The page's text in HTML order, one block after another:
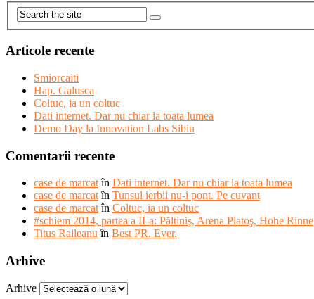
Articole recente
Smiorcaiti
Hap. Galusca
Coltuc, ia un coltuc
Dati internet. Dar nu chiar la toata lumea
Demo Day la Innovation Labs Sibiu
Comentarii recente
case de marcatîn Dati internet. Dar nu chiar la toata lumea
case de marcatîn Tunsul ierbii nu-i pont. Pe cuvant
case de marcatîn Coltuc, ia un coltuc
#schiem 2014, partea a II-a: Păltiniş, Arena Platoş, Hohe Rinne
Titus Raileanuîn Best PR. Ever.
Arhive
Arhive